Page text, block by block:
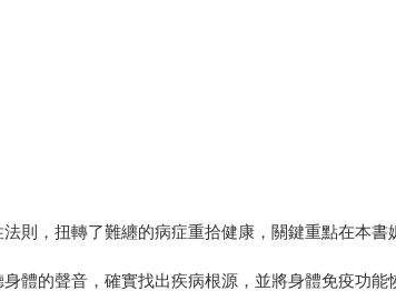
則，扭轉了難纏的病症重拾健康，關鍵重點在本
體的聲音，確實找出疾病根源，並將身體免疫功